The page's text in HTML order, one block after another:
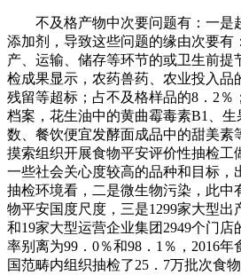
不及格产物中次要问题有：一是
添加剂，导致这些问题的缘由次要有
产、运输、储存等环节的或卫生前提
检成果显示，农药兽药、农业投入品
残留等超标；占不及格样品的8．2％
档案，花生油中的黄曲霉毒素B1、生
数、餐饮便宜发酵面成品中的甜美素
摸索组织开展食物平安评价性抽检工
一些社会关心度较高的品种和目标，
抽检环境看，二是微生物污染，此中
物平安国度尺度，三是1299家大型出
和19家大型运营企业集团2949个门店
率别离为99．0％和98．1％，2016
国范畴内组织抽检了25．7万批次食